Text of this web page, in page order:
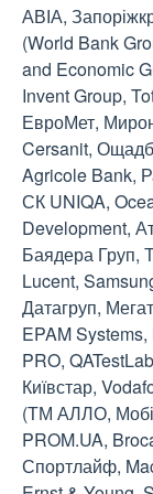
АВІА,
(World Bank
and Economic
Invent Group,
ЕвроМет,
Cersanit,
Agricole Bank,
СК UNIQA,
Development,
Баядера
Lucent,
Датагруп,
EPAM
PRO,
Київстар,
(ТМ АЛЛО,
PROM.UA,
Спортлайф,